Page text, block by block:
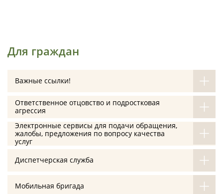
Для граждан
Важные ссылки!
Ответственное отцовство и подростковая
агрессия
Электронные сервисы для подачи обращения,
жалобы, предложения по вопросу качества
услуг
Диспетчерская служба
Мобильная бригада